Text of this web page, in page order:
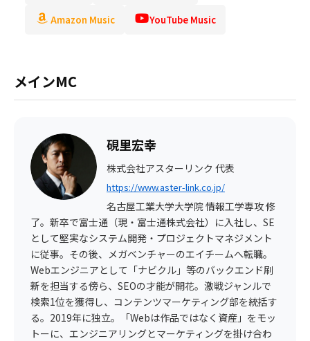
Amazon Music YouTube Music
メインMC
⁠硯里宏幸
株式会社アスターリンク 代表
https://www.aster-link.co.jp/
名古屋工業大学大学院 情報工学専攻 修
了。新卒で富士通（現・富士通株式会社）に入社し、SE
として堅実なシステム開発・プロジェクトマネジメント
に従事。その後、メガベンチャーのエイチームへ転職。
Webエンジニアとして「ナビクル」等のバックエンド刷
新を担当する傍ら、SEOの才能が開花。激戦ジャンルで
検索1位を獲得し、コンテンツマーケティング部を統括す
る。2019年に独立。「Webは作品ではなく資産」をモッ
トーに、エンジニアリングとマーケティングを掛け合わ